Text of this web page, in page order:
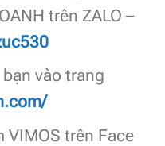
trên ZALO –
vào trang
VIMOS trên Face